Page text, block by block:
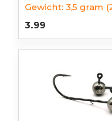
Gewicht: 3,5 gram
3.99